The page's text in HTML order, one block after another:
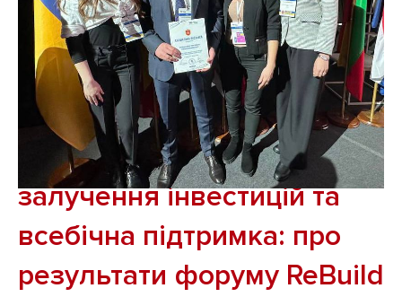
Міжнародна співпраця,
залучення інвестицій та
всебічна підтримка: про
результати форуму ReBuild